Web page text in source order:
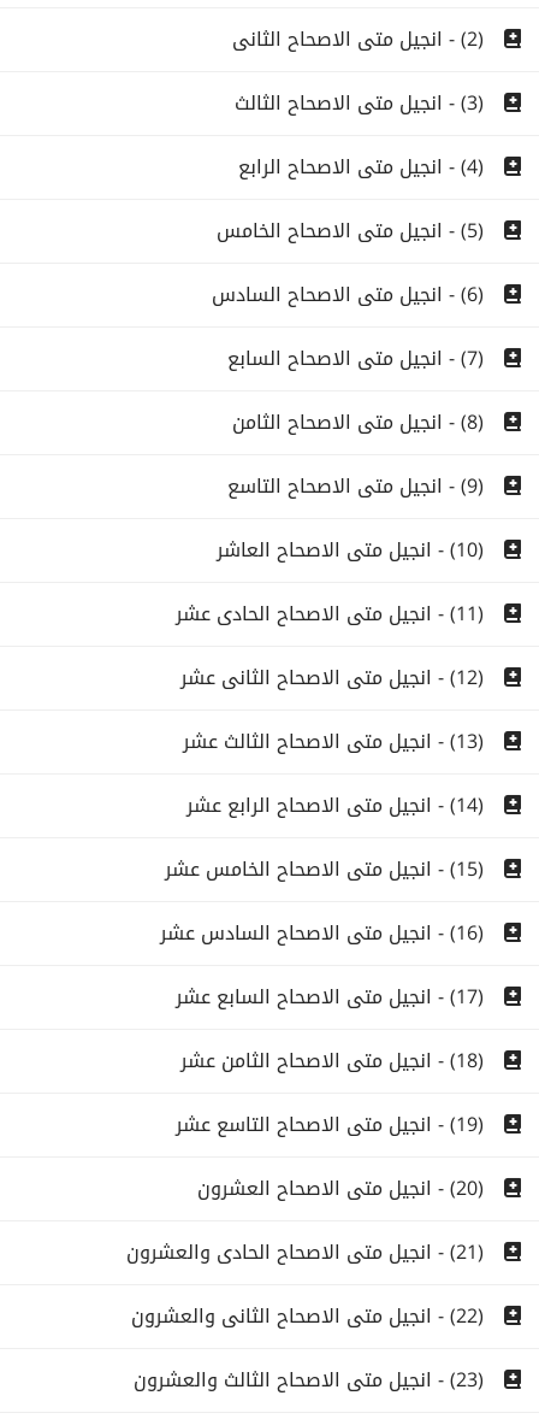
(2) - انجيل متى الاصحاح الثانى
(3) - انجيل متى الاصحاح الثالث
(4) - انجيل متى الاصحاح الرابع
(5) - انجيل متى الاصحاح الخامس
(6) - انجيل متى الاصحاح السادس
(7) - انجيل متى الاصحاح السابع
(8) - انجيل متى الاصحاح الثامن
(9) - انجيل متى الاصحاح التاسع
(10) - انجيل متى الاصحاح العاشر
(11) - انجيل متى الاصحاح الحادى عشر
(12) - انجيل متى الاصحاح الثانى عشر
(13) - انجيل متى الاصحاح الثالث عشر
(14) - انجيل متى الاصحاح الرابع عشر
(15) - انجيل متى الاصحاح الخامس عشر
(16) - انجيل متى الاصحاح السادس عشر
(17) - انجيل متى الاصحاح السابع عشر
(18) - انجيل متى الاصحاح الثامن عشر
(19) - انجيل متى الاصحاح التاسع عشر
(20) - انجيل متى الاصحاح العشرون
(21) - انجيل متى الاصحاح الحادى والعشرون
(22) - انجيل متى الاصحاح الثانى والعشرون
(23) - انجيل متى الاصحاح الثالث والعشرون